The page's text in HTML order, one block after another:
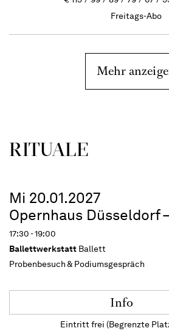
Freitags-Abo
Mehr
RITUALE
Mi 20.01.2027
Opernhaus Düsseldorf
17:30 - 19:00
Ballettwerkstatt Ballett
Probenbesuch & Podiumsgespräch
Info
Eintritt frei (Begrenzte